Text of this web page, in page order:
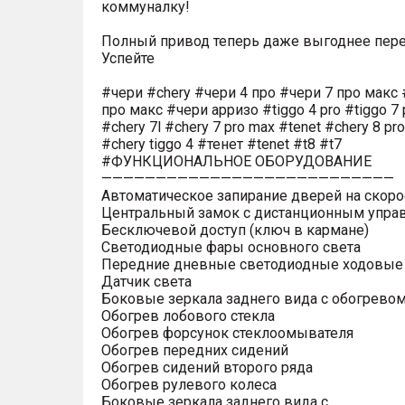
коммуналку!
Полный привод теперь даже выгоднее
Успейте
#чери #chery #чери 4 про #чери 7 про макс
про макс #чери арризо #tiggo 4 pro #tiggo 7
#chery 7l #chery 7 pro max #tenet #chery 8
#chery tiggo 4 #тенет #tenet #t8 #t7
#ФУНКЦИОНАЛЬНОЕ ОБОРУДОВАНИЕ
———————————————————————————
Автоматическое запирание дверей на
Центральный замок с дистанционным
Бесключевой доступ (ключ в кармане)
Светодиодные фары основного света
Передние дневные светодиодные ходовые
Датчик света
Боковые зеркала заднего вида с
Обогрев лобового стекла
Обогрев форсунок стеклоомывателя
Обогрев передних сидений
Обогрев сидений второго ряда
Обогрев рулевого колеса